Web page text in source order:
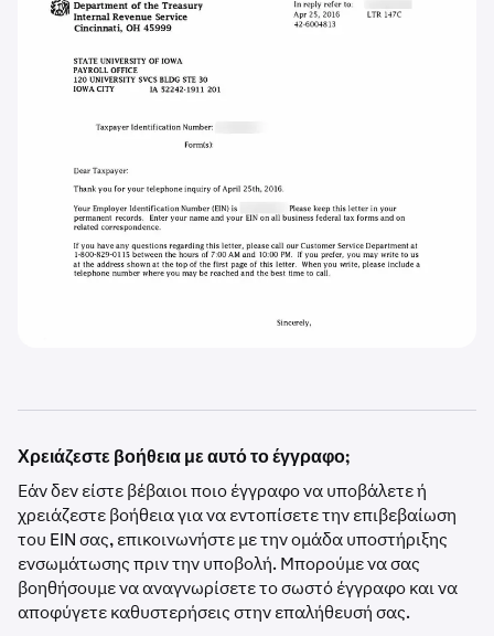
Χρειάζεστε βοήθεια με αυτό το έγγραφο;
Εάν δεν είστε βέβαιοι ποιο έγγραφο να υποβάλετε ή
χρειάζεστε βοήθεια για να εντοπίσετε την επιβεβαίωση
του EIN σας, επικοινωνήστε με την ομάδα υποστήριξης
ενσωμάτωσης πριν την υποβολή. Μπορούμε να σας
βοηθήσουμε να αναγνωρίσετε το σωστό έγγραφο και να
αποφύγετε καθυστερήσεις στην επαλήθευσή σας.